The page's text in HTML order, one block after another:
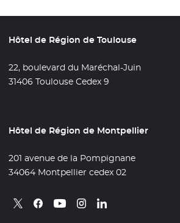
Hôtel de Région de Toulouse
22, boulevard du Maréchal-Juin
31406 Toulouse Cedex 9
Hôtel de Région de Montpellier
201 avenue de la Pompignane
34064 Montpellier cedex 02
Retrouvez nous sur X
- Nouvelle fenêtre
Retrouvez nous sur Facebook
- Nouvelle fenêtre
Retrouvez nous sur Youtube
- Nouvelle fenêtre
Retrouvez nous sur
- Nouvelle fenêtre
Retrouvez nous sur
- Nouvelle fenêtre